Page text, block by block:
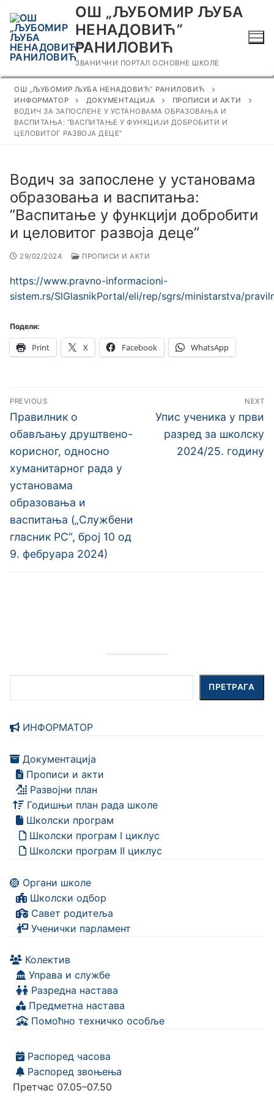
до
садржаја
ОШ „ЉУБОМИР ЉУБА
НЕНАДОВИЋ”
РАНИЛОВИЋ
ЗВАНИЧНИ ПОРТАЛ ОСНОВНЕ ШКОЛЕ
ОШ „ЉУБОМИР ЉУБА НЕНАДОВИЋ” РАНИЛОВИЋ
ИНФОРМАТОР
ДОКУМЕНТАЦИЈА
ПРОПИСИ И АКТИ
ВОДИЧ ЗА ЗАПОСЛЕНЕ У УСТАНОВАМА ОБРАЗОВАЊА И
ВАСПИТАЊА: ”ВАСПИТАЊЕ У ФУНКЦИЈИ ДОБРОБИТИ И
ЦЕЛОВИТОГ РАЗВОЈА ДЕЦЕ”
Водич за запослене у установама
образовања и васпитања:
”Васпитање у функцији добробити
и целовитог развоја деце”
29/02/2024 ПРОПИСИ И АКТИ
https://www.pravno-informacioni-
sistem.rs/SlGlasnikPortal/eli/rep/sgrs/ministarstva/
Подели:
Print X Facebook WhatsApp
Кретање
чланка
PREVIOUS
Previous
post:
Правилник о
обављању друштвено-
корисног, односно
хуманитарног рада у
установама
образовања и
васпитања („Службени
гласник РС“, број 10 од
9. фебруара 2024)
NEXT
Next
post:
Упис ученика у први
разред за школску
2024/25. годину
ПРЕТРАГА
ИНФОРМАТОР
Документација
Прописи и акти
Развојни план
Годишњи план рада школе
Школски програм
Школски програм I циклус
Школски програм II циклус
Органи школе
Школски одбор
Савет родитеља
Ученички парламент
Колектив
Управа и службе
Разредна настава
Предметна настава
Помоћно техничко особље
Распоред часова
Распоред звоњења
Претчас 07.05–07.50